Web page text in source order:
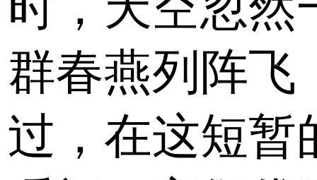
群春燕列阵飞
过，在这短暂